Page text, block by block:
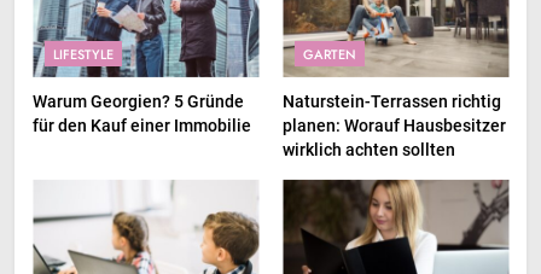
LIFESTYLE
Warum Georgien? 5 Gründe
für den Kauf einer Immobilie
GARTEN
Naturstein-Terrassen richtig
planen: Worauf Hausbesitzer
wirklich achten sollten